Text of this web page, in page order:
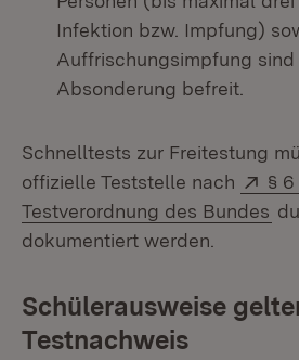
Infektion bzw. Impfung)
Auffrischungsimpfung
Absonderung befreit.
Schnelltests zur Freitestung
offizielle Teststelle nach
§
Testverordnung des Bundes
dokumentiert werden.
Schülerausweise
Testnachweis